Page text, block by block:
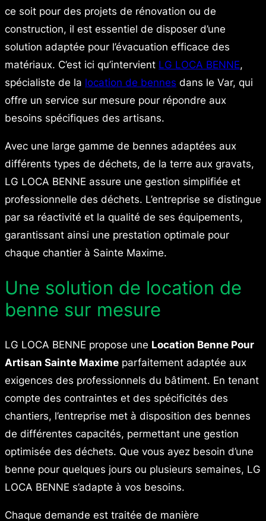
ce soit pour des projets de rénovation ou de
construction, il est essentiel de disposer d’une
solution adaptée pour l’évacuation efficace des
matériaux. C’est ici qu’intervient LG LOCA BENNE,
spécialiste de la location de bennes dans le Var, qui
offre un service sur mesure pour répondre aux
besoins spécifiques des artisans.
Avec une large gamme de bennes adaptées aux
différents types de déchets, de la terre aux gravats,
LG LOCA BENNE assure une gestion simplifiée et
professionnelle des déchets. L’entreprise se distingue
par sa réactivité et la qualité de ses équipements,
garantissant ainsi une prestation optimale pour
chaque chantier à Sainte Maxime.
Une solution de location de
benne sur mesure
LG LOCA BENNE propose une Location Benne Pour
Artisan Sainte Maxime parfaitement adaptée aux
exigences des professionnels du bâtiment. En tenant
compte des contraintes et des spécificités des
chantiers, l’entreprise met à disposition des bennes
de différentes capacités, permettant une gestion
optimisée des déchets. Que vous ayez besoin d’une
benne pour quelques jours ou plusieurs semaines, LG
LOCA BENNE s’adapte à vos besoins.
Chaque demande est traitée de manière